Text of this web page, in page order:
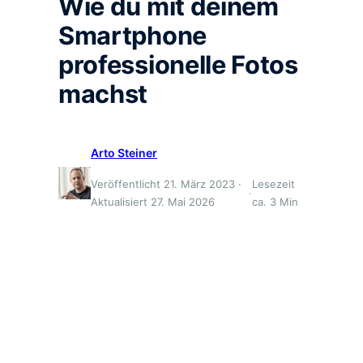
Wie du mit deinem
Smartphone
professionelle Fotos
machst
Arto Steiner
Veröffentlicht 21. März 2023 ·
Aktualisiert 27. Mai 2026
·
Lesezeit
ca. 3 Min